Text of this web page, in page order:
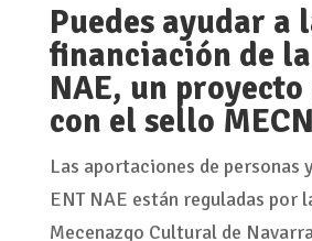
Puedes ayudar a
financiación de
NAE, un
con el sello
Las aportaciones de personas
ENT NAE están reguladas por
Mecenazgo Cultural de